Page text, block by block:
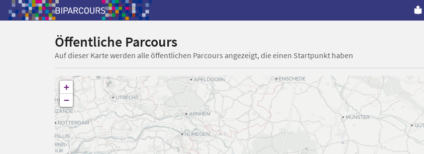
Öffentliche Parcours
Auf dieser Karte werden alle öffentlichen Parcours angezeigt, die einen Startpunkt haben
+
−